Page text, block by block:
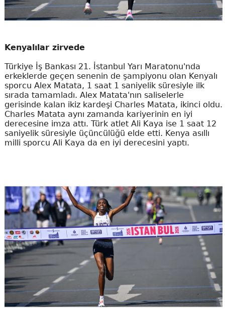
Kenyalılar zirvede
Türkiye İş Bankası 21. İstanbul Yarı Maratonu'nda
erkeklerde geçen senenin de şampiyonu olan Kenyalı
sporcu Alex Matata, 1 saat 1 saniyelik süresiyle ilk
sırada tamamladı. Alex Matata'nın saliselerle
gerisinde kalan ikiz kardeşi Charles Matata, ikinci oldu.
Charles Matata aynı zamanda kariyerinin en iyi
derecesine imza attı. Türk atlet Ali Kaya ise 1 saat 12
saniyelik süresiyle üçüncülüğü elde etti. Kenya asıllı
milli sporcu Ali Kaya da en iyi derecesini yaptı.